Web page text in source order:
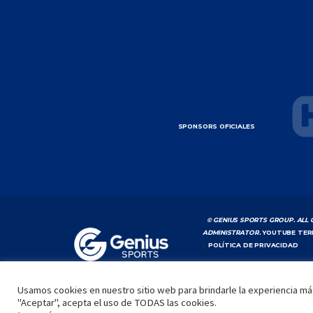
SPONSORS OFICIALES
© GENIUS SPORTS GROUP. ALL
ADMINISTRATOR. YOUTUBE
|POLÍTICA DE PRIVACIDAD
Usamos cookies en nuestro sitio web para brindarle la experiencia
"Aceptar", acepta el uso de TODAS las cookies.